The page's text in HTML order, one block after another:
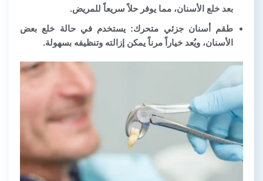
بعد خلع الأسنان، مما يوفر حلاً سريعاً للمريض.
طقم أسنان جزئي متحرك: يستخدم في حالة خلع بعض
الأسنان، ويُعد خياراً مرناً يمكن إزالته وتنظيفه بسهولة.